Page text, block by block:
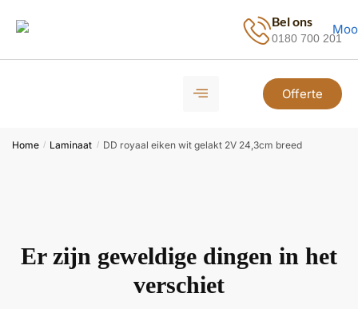
Bel ons
0180 700 201
Offerte
Home / Laminaat / DD royaal eiken wit gelakt 2V 24,3cm breed
Er zijn geweldige dingen in het
verschiet